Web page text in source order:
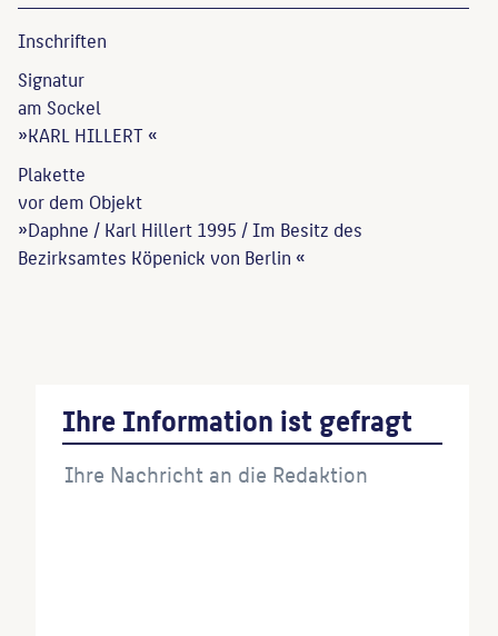
Inschriften
Signatur
am Sockel
»KARL HILLERT «
Plakette
vor dem Objekt
»Daphne / Karl Hillert 1995 / Im Besitz des
Bezirksamtes Köpenick von Berlin «
Ihre Information ist gefragt